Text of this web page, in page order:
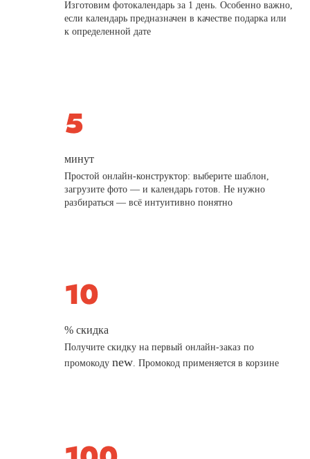
Изготовим фотокалендарь за 1 день. Особенно важно,
если календарь предназначен в качестве подарка или
к определенной дате
минут
Простой онлайн-конструктор: выберите шаблон,
загрузите фото — и календарь готов. Не нужно
разбираться — всё интуитивно понятно
% скидка
Получите скидку на первый онлайн-заказ по
промокодуnew. Промокод применяется в корзине